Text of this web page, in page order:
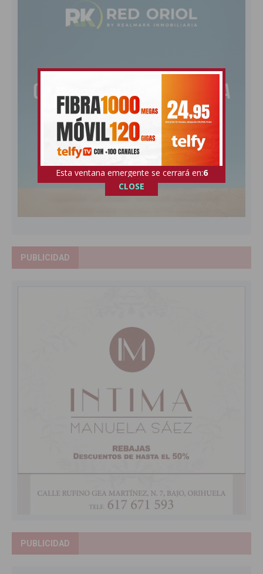
PUBLICIDAD
PUBLICIDAD
Esta ventana emergente se cerrará en:5
CLOSE